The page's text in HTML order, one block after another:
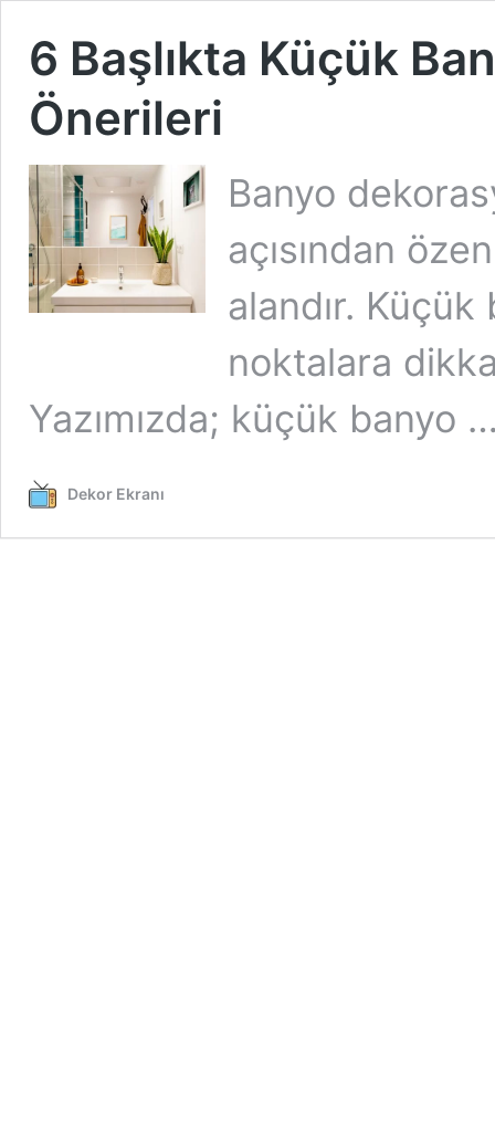
6 Başlıkta Küçük
Önerileri
Banyo
açısından
alandır.
noktalara
Yazımızda; küçük banyo
Dekor Ekranı